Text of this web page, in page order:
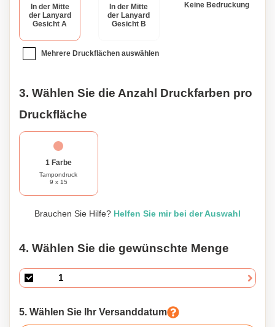
In der Mitte
der Lanyard
Gesicht A
In der Mitte
der Lanyard
Gesicht B
Keine Bedruckung
Mehrere Druckflächen auswählen
3. Wählen Sie die Anzahl Druckfarben pro
Druckfläche
1 Farbe
Tampondruck
9 x 15
Brauchen Sie Hilfe? Helfen Sie mir bei der Auswahl
4. Wählen Sie die gewünschte Menge
5. Wählen Sie Ihr Versanddatum